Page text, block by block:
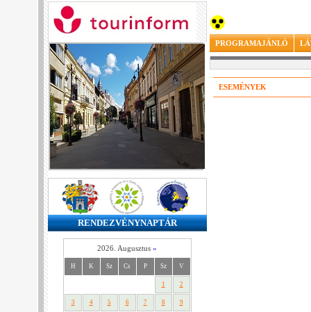
RENDEZVÉNYNAPTÁR
2026. Augusztus »
H K Sz Cs P Sz V
1 2
3 4 5 6 7 8 9
PROGRAMAJÁNLÓ
ESEMÉNYEK